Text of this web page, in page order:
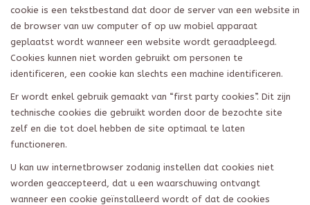
cookie is een tekstbestand dat door de server van een website in
de browser van uw computer of op uw mobiel apparaat
geplaatst wordt wanneer een website wordt geraadpleegd.
Cookies kunnen niet worden gebruikt om personen te
identificeren, een cookie kan slechts een machine identificeren.
Er wordt enkel gebruik gemaakt van “first party cookies”. Dit zijn
technische cookies die gebruikt worden door de bezochte site
zelf en die tot doel hebben de site optimaal te laten
functioneren.
U kan uw internetbrowser zodanig instellen dat cookies niet
worden geaccepteerd, dat u een waarschuwing ontvangt
wanneer een cookie geïnstalleerd wordt of dat de cookies